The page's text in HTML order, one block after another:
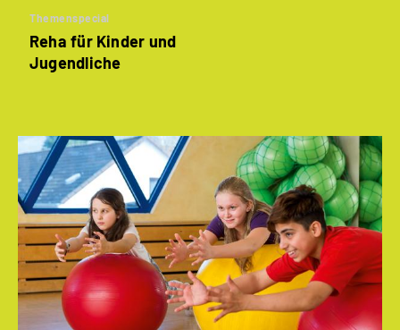
Themenspecial
Reha für Kinder und
Jugendliche